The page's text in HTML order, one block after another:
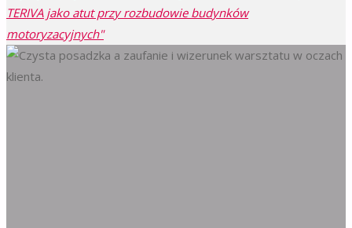
TERIVA jako atut przy rozbudowie budynków
motoryzacyjnych"